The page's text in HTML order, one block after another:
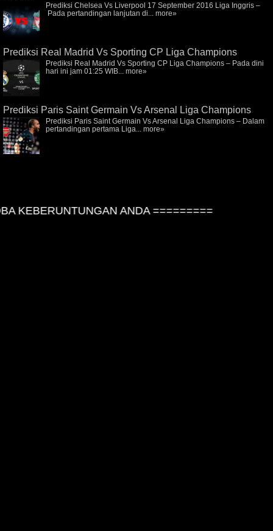
Prediksi Chelsea Vs Liverpool 17 September 2016 Liga Inggris –
Pada pertandingan lanjutan di... more»
Prediksi Real Madrid Vs Sporting CP Liga Champions
Prediksi Real Madrid Vs Sporting CP Liga Champions – Pada dini
hari ini jam 01:25 WIB... more»
Prediksi Paris Saint Germain Vs Arsenal Liga Champions
Prediksi Paris Saint Germain Vs Arsenal Liga Champions – Dalam
pertandingan pertama Liga... more»
KEBERUNTUNGAN ANDA =========